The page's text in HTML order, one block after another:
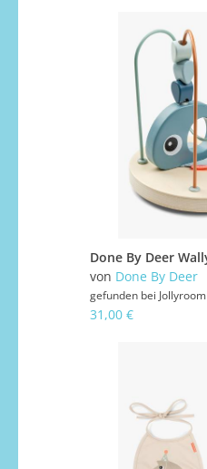
von Done By Deer
gefunden bei Jollyroom
31,00 €